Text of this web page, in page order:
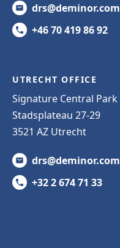
drs@deminor.com
+46 70 419 86 92
UTRECHT OFFICE
Signature Central Park
Stadsplateau 27-29
3521 AZ Utrecht
drs@deminor.com
+32 2 674 71 33